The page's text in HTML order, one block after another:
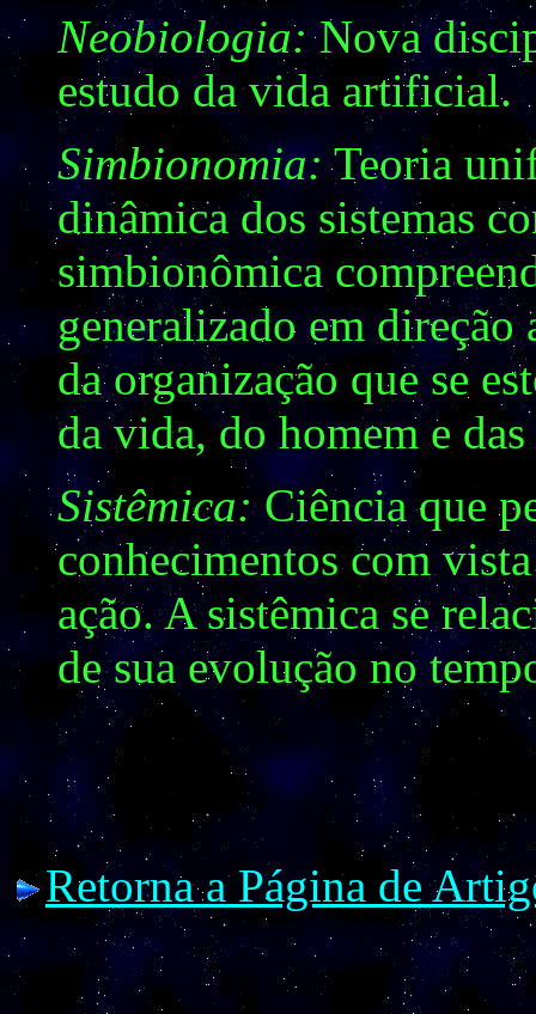
Neobiologia:Nova
estudo da vida artificial.
Simbionomia:Teoria
dinâmica dos sistemas
simbionômica
generalizado em
da organização que se
da vida, do homem e das
Sistêmica:Ciência que
conhecimentos com
ação. A sistêmica se
de sua evolução no
Retorna a Página de